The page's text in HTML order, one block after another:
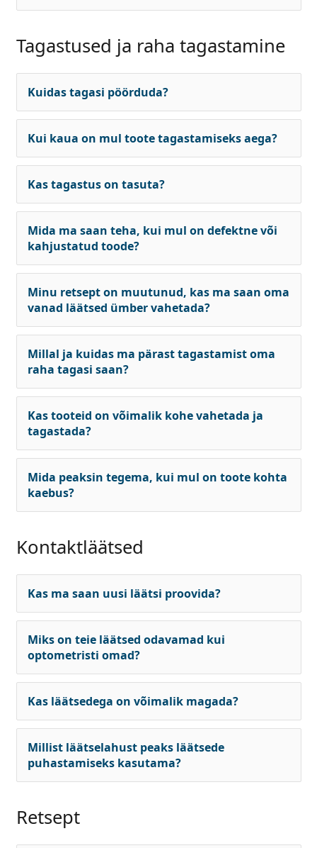
Tagastused ja raha tagastamine
Kuidas tagasi pöörduda?
Kui kaua on mul toote tagastamiseks aega?
Kas tagastus on tasuta?
Mida ma saan teha, kui mul on defektne või
kahjustatud toode?
Minu retsept on muutunud, kas ma saan oma
vanad läätsed ümber vahetada?
Millal ja kuidas ma pärast tagastamist oma
raha tagasi saan?
Kas tooteid on võimalik kohe vahetada ja
tagastada?
Mida peaksin tegema, kui mul on toote kohta
kaebus?
Kontaktläätsed
Kas ma saan uusi läätsi proovida?
Miks on teie läätsed odavamad kui
optometristi omad?
Kas läätsedega on võimalik magada?
Millist läätselahust peaks läätsede
puhastamiseks kasutama?
Retsept